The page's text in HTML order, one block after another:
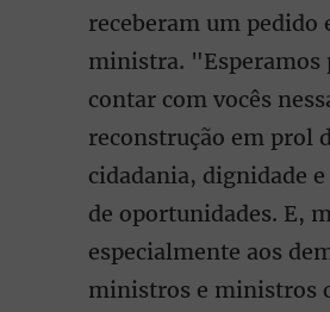
receberam um pedido
ministra. "Esperamos
contar com vocês
reconstrução em prol
cidadania, dignidade
de oportunidades. E,
especialmente aos
ministros e ministros